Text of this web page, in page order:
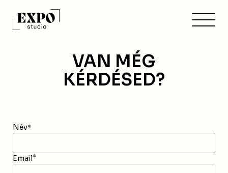
VAN MÉG
KÉRDÉSED?
Név*
Email*